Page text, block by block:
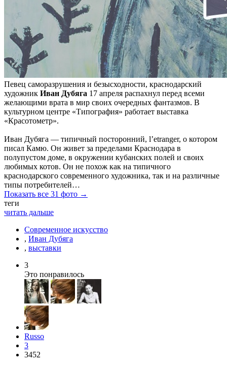
Певец саморазрушения и безысходности, краснодарский
художник Иван Дубяга 17 апреля распахнул перед всеми
желающими врата в мир своих очередных фантазмов. В
культурном центре «Типография» работает выставка
«Красотометр».
Иван Дубяга — типичный посторонний, l’etranger, о котором
писал Камю. Он живет за пределами Краснодара в
полупустом доме, в окружении кубанских полей и своих
любимых котов. Он не похож как на типичного
краснодарского современного художника, так и на различные
типы потребителей…
Показать все 31 фото →
теги
читать дальше
Современное искусство
, Иван Дубяга
, выставки
3
Это понравилось
Russo
3
3452